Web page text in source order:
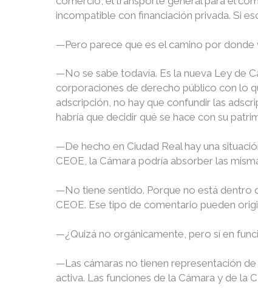
incompatible con financiación privada. Si
—Pero parece que es el camino por donde
—No se sabe todavía. Es la nueva Ley de
corporaciones de derecho público con lo
adscripción, no hay que confundir las
habría que decidir qué se hace con su
—De hecho en Ciudad Real hay una
CEOE, la Cámara podría absorber las
—No tiene sentido. Porque no está dentro
CEOE. Ese tipo de comentario pueden
—¿Quizá no orgánicamente, pero sí en
—Las cámaras no tienen representación
activa. Las funciones de la Cámara y de la